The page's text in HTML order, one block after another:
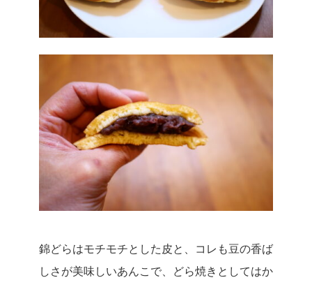
錦どらはモチモチとした皮と、コレも豆の香ば
しさが美味しいあんこで、どら焼きとしてはか